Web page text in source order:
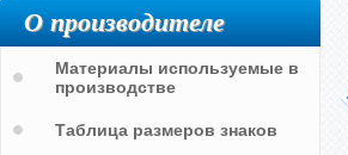
О производителе
Материалы используемые в
производстве
Таблица размеров знаков